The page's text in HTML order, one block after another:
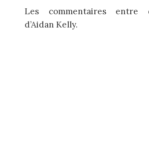
Les commentaires entre
d’Aidan Kelly.